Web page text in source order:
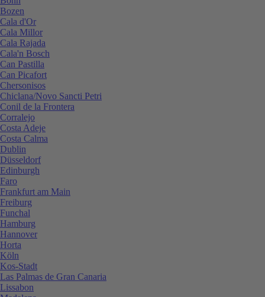
Bozen
Cala d'Or
Cala Millor
Cala Rajada
Cala'n Bosch
Can Pastilla
Can Picafort
Chersonisos
Chiclana/Novo Sancti Petri
Conil de la Frontera
Corralejo
Costa Adeje
Costa Calma
Dublin
Düsseldorf
Edinburgh
Faro
Frankfurt am Main
Freiburg
Funchal
Hamburg
Hannover
Horta
Köln
Kos-Stadt
Las Palmas de Gran Canaria
Lissabon